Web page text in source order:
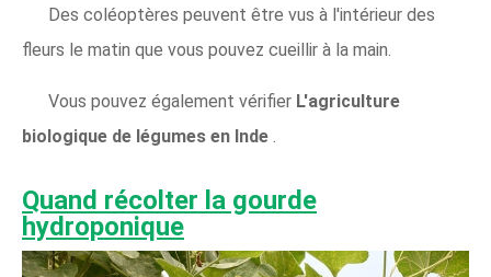
Des coléoptères peuvent être vus à l'intérieur des
fleurs le matin que vous pouvez cueillir à la main.
Vous pouvez également vérifier L'agriculture
biologique de légumes en Inde
Quand récolter la gourde
hydroponique